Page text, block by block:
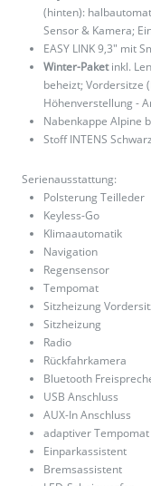
(hinten):
Sensor & Kamera;
EASY LINK 9,3" mit
Winter-Paketinkl.
beheizt; Vordersitze
Höhenverstellung -
Nabenkappe Alpine
Stoff INTENS
Serienausstattung:
Polsterung Teilleder
Keyless-Go
Klimaautomatik
Navigation
Regensensor
Tempomat
Sitzheizung
Sitzheizung
Radio
Rückfahrkamera
Bluetooth
USB Anschluss
AUX-In Anschluss
adaptiver Tempomat
Einparkassistent
Bremsassistent